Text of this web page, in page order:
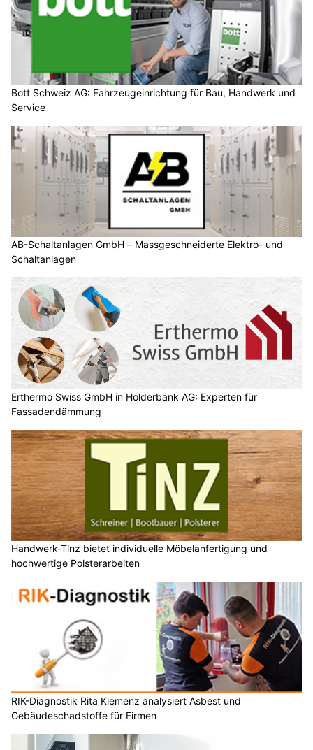
Bott Schweiz AG: Fahrzeugeinrichtung für Bau, Handwerk und
Service
AB-Schaltanlagen GmbH – Massgeschneiderte Elektro- und
Schaltanlagen
Erthermo Swiss GmbH in Holderbank AG: Experten für
Fassadendämmung
Handwerk-Tinz bietet individuelle Möbelanfertigung und
hochwertige Polsterarbeiten
RIK-Diagnostik Rita Klemenz analysiert Asbest und
Gebäudeschadstoffe für Firmen